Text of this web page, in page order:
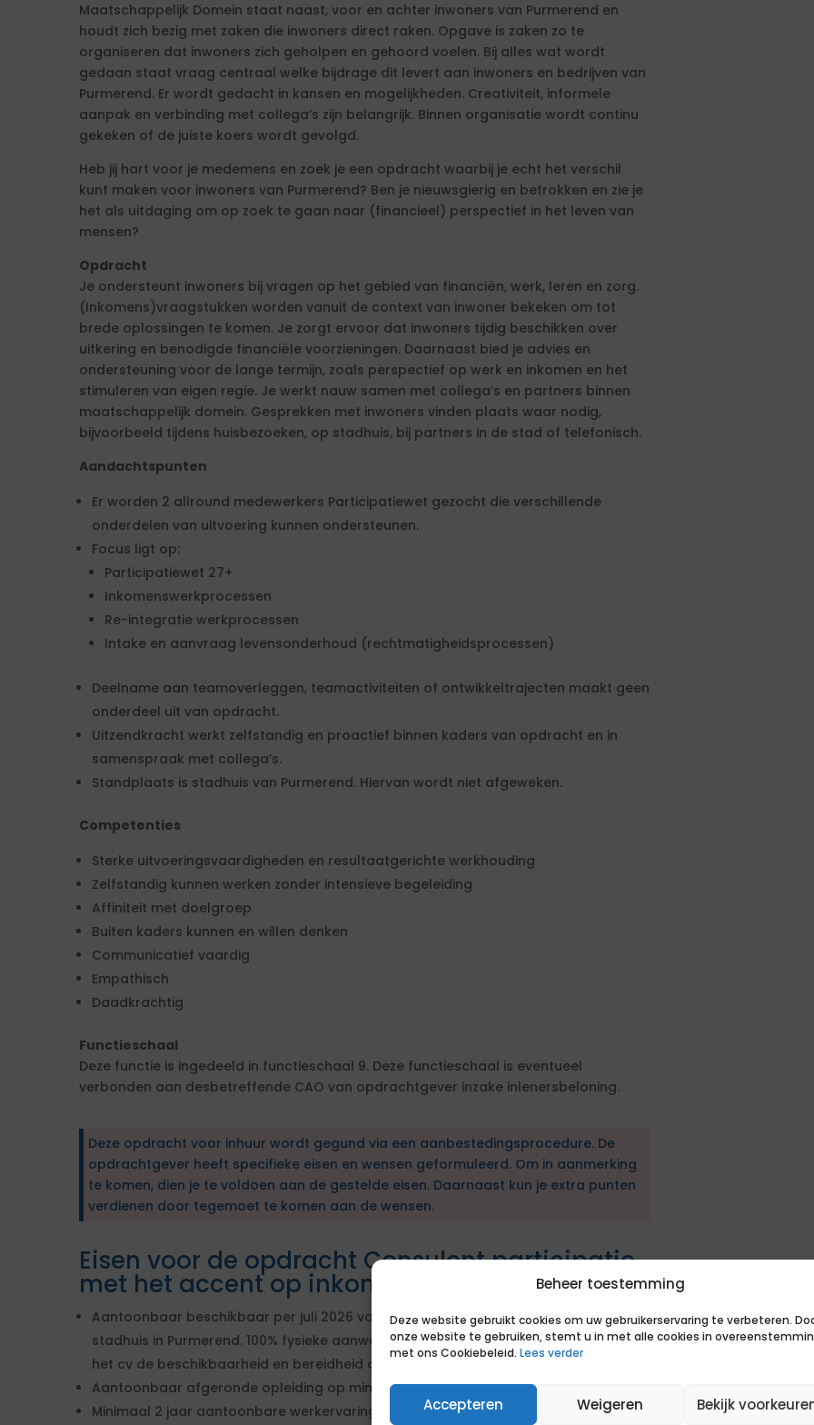
Beheer toestemming
Deze website gebruikt cookies om uw gebruikerservaring te verbeteren.
onze website te gebruiken, stemt u in met alle cookies in
met ons Cookiebeleid. Lees verder
Accepteren Weigeren Bekijk
Maatschappelijk Domein staat naast, voor en achter inwoners van Purmerend en
houdt zich bezig met zaken die inwoners direct raken. Opgave is zaken zo te
organiseren dat inwoners zich geholpen en gehoord voelen. Bij alles wat wordt
gedaan staat vraag centraal welke bijdrage dit levert aan inwoners en bedrijven van
Purmerend. Er wordt gedacht in kansen en mogelijkheden. Creativiteit, informele
aanpak en verbinding met collega’s zijn belangrijk. Binnen organisatie wordt continu
gekeken of de juiste koers wordt gevolgd.
Heb jij hart voor je medemens en zoek je een opdracht waarbij je echt het verschil
kunt maken voor inwoners van Purmerend? Ben je nieuwsgierig en betrokken en zie je
het als uitdaging om op zoek te gaan naar (financieel) perspectief in het leven van
mensen?
Opdracht
Je ondersteunt inwoners bij vragen op het gebied van financiën, werk, leren en zorg.
(Inkomens)vraagstukken worden vanuit de context van inwoner bekeken om tot
brede oplossingen te komen. Je zorgt ervoor dat inwoners tijdig beschikken over
uitkering en benodigde financiële voorzieningen. Daarnaast bied je advies en
ondersteuning voor de lange termijn, zoals perspectief op werk en inkomen en het
stimuleren van eigen regie. Je werkt nauw samen met collega’s en partners binnen
maatschappelijk domein. Gesprekken met inwoners vinden plaats waar nodig,
bijvoorbeeld tijdens huisbezoeken, op stadhuis, bij partners in de stad of telefonisch.
Aandachtspunten
Er worden 2 allround medewerkers Participatiewet gezocht die verschillende
onderdelen van uitvoering kunnen ondersteunen.
Focus ligt op:
Participatiewet 27+
Inkomenswerkprocessen
Re-integratie werkprocessen
Intake en aanvraag levensonderhoud (rechtmatigheidsprocessen)
Deelname aan teamoverleggen, teamactiviteiten of ontwikkeltrajecten maakt geen
onderdeel uit van opdracht.
Uitzendkracht werkt zelfstandig en proactief binnen kaders van opdracht en in
samenspraak met collega’s.
Standplaats is stadhuis van Purmerend. Hiervan wordt niet afgeweken.
Competenties
Sterke uitvoeringsvaardigheden en resultaatgerichte werkhouding
Zelfstandig kunnen werken zonder intensieve begeleiding
Affiniteit met doelgroep
Buiten kaders kunnen en willen denken
Communicatief vaardig
Empathisch
Daadkrachtig
Functieschaal
Deze functie is ingedeeld in functieschaal 9. Deze functieschaal is eventueel
verbonden aan desbetreffende CAO van opdrachtgever inzake inlenersbeloning.
Deze opdracht voor inhuur wordt gegund via een aanbestedingsprocedure. De
opdrachtgever heeft specifieke eisen en wensen geformuleerd. Om in aanmerking
te komen, dien je te voldoen aan de gestelde eisen. Daarnaast kun je extra punten
verdienen door tegemoet te komen aan de wensen.
Eisen voor de opdracht Consulent participatie
met het accent op inkomen
Aantoonbaar beschikbaar per juli 2026 voor 32 tot 36 uur vanuit standplaats
stadhuis in Purmerend. 100% fysieke aanwezigheid is verplicht. Benoem duidelijk in
het cv de beschikbaarheid en bereidheid om op locatie te werken.
Aantoonbaar afgeronde opleiding op minimaal hbo-bachelorniveau.
Minimaal 2 jaar aantoonbare werkervaring met uitvoering van